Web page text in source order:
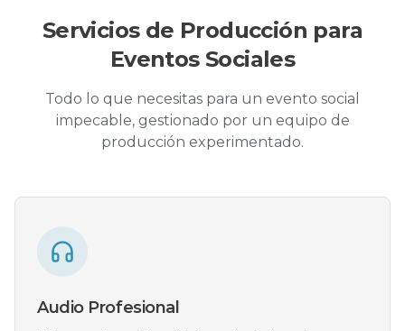
Servicios de Producción para
Eventos Sociales
Todo lo que necesitas para un evento social
impecable, gestionado por un equipo de
producción experimentado.
Audio Profesional